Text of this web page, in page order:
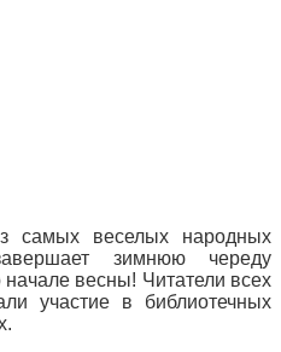
самых веселых народных
зимнюю череду
весны! Читатели всех
участие в библиотечных